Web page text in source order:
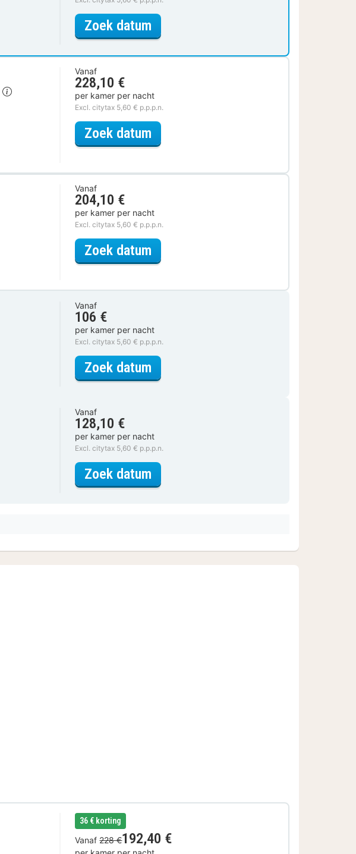
Zoek datumvoor Standaard Kamer
Vanaf
228,10 €
per kamer per nacht
Excl. citytax 5,60 € p.p.p.n.
Zoek datum
Vanaf
204,10 €
per kamer per nacht
Excl. citytax 5,60 € p.p.p.n.
Zoek datum
Vanaf
106 €
per kamer per nacht
Excl. citytax 5,60 € p.p.p.n.
Zoek datum
Vanaf
128,10 €
per kamer per nacht
Excl. citytax 5,60 € p.p.p.n.
Zoek datum
36 € korting
Vanaf 228 €192,40 €